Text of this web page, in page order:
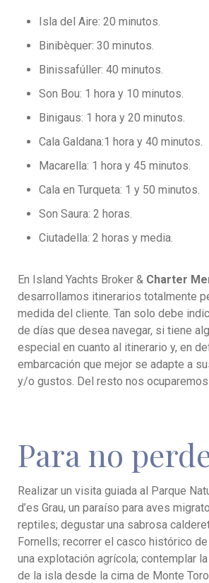
Isla del Aire: 20 minutos.
Binibèquer: 30 minutos.
Binissafúller: 40 minutos.
Son Bou: 1 hora y 10 minutos.
Binigaus: 1 hora y 20 minutos.
Cala Galdana:1 hora y 40 minutos.
Macarella: 1 hora y 45 minutos.
Cala en Turqueta: 1 y 50 minutos.
Son Saura: 2 horas.
Ciutadella: 2 horas y media.
En Island Yachts Broker & Charter
desarrollamos itinerarios totalmente
medida del cliente. Tan solo debe
de días que desea navegar, si tiene
especial en cuanto al itinerario y, en
embarcación que mejor se adapte a
y/o gustos. Del resto nos ocuparemos
Para no
Realizar un visita guiada al Parque
d’es Grau, un paraíso para aves
reptiles; degustar una sabrosa
Fornells; recorrer el casco histórico
una explotación agrícola; contemplar
de la isla desde la cima de Monte